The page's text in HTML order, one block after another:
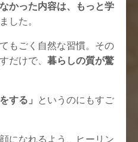
かった内容は、もっと学
した。
もごく自然な習慣。その
だけで、 暮らしの質が驚
する」
というのにもすご
になれるよう、ヒーリン